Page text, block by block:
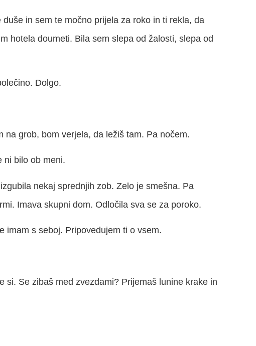
in sem te močno prijela za roko in ti rekla, da
hotela doumeti. Bila sem slepa od žalosti, slepa od
Dolgo.
grob, bom verjela, da ležiš tam. Pa nočem.
ni bilo ob meni.
nekaj sprednjih zob. Zelo je smešna. Pa
Imava skupni dom. Odločila sva se za poroko.
imam s seboj. Pripovedujem ti o vsem.
si. Se zibaš med zvezdami? Prijemaš lunine krake in